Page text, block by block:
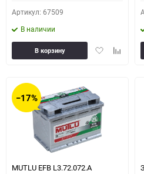
Артикул: 67509
В наличии
ДобавитьДобавить
В корзину
−17%
MUTLU EFB L3.72.072.A